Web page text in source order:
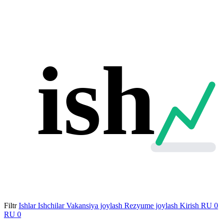
ish
Filtr Ishlar Ishchilar Vakansiya joylash Rezyume joylash Kirish RU 0
RU 0